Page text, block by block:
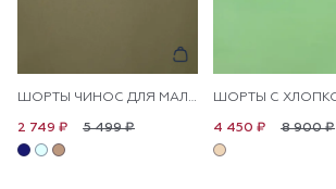
ШОРТЫ ЧИНОС ДЛЯ МАЛЬЧИКОВ
5 499 ₽
2 749 ₽ 8 900 ₽
4 450 ₽